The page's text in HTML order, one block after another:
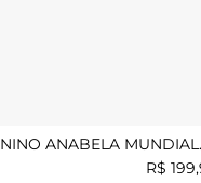
ANABELA MUNDIAL
R$ 199,